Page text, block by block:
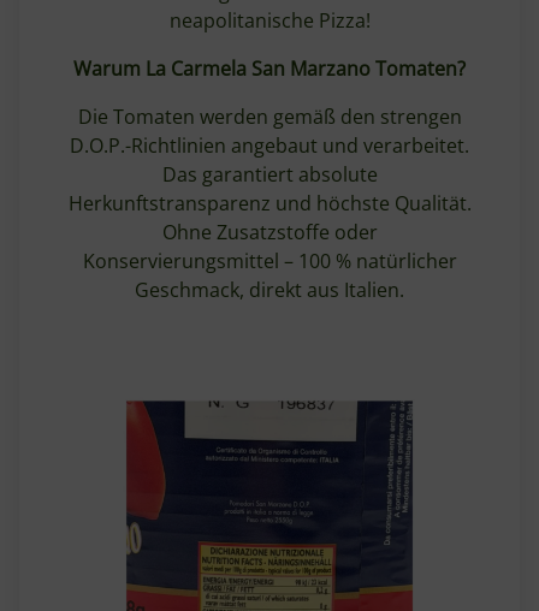
neapolitanische Pizza!
Warum La Carmela San Marzano Tomaten?
Die Tomaten werden gemäß den strengen
D.O.P.-Richtlinien angebaut und verarbeitet.
Das garantiert absolute
Herkunftstransparenz und höchste Qualität.
Ohne Zusatzstoffe oder
Konservierungsmittel – 100 % natürlicher
Geschmack, direkt aus Italien.